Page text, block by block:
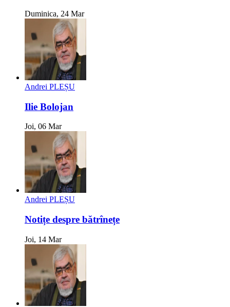
Duminica, 24 Mar
Andrei PLEȘU
Ilie Bolojan
Joi, 06 Mar
Andrei PLEȘU
Notițe despre bătrînețe
Joi, 14 Mar